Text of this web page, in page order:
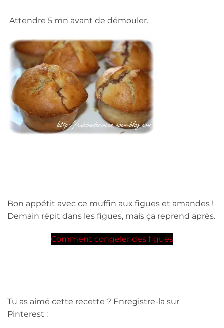
Attendre 5 mn avant de démouler.
Bon appétit avec ce muffin aux figues et amandes !
Demain répit dans les figues, mais ça reprend après.
Comment congeler des figues
Tu as aimé cette recette ? Enregistre-la sur
Pinterest :